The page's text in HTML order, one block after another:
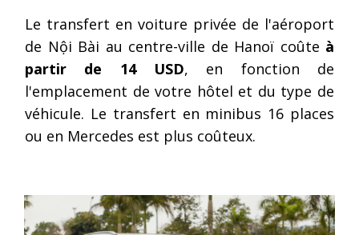
Le transfert en voiture privée de l'aéroport
de Nội Bài au centre-ville de Hanoï coûte à
partir de 14 USD, en fonction de
l'emplacement de votre hôtel et du type de
véhicule. Le transfert en minibus 16 places
ou en Mercedes est plus coûteux.